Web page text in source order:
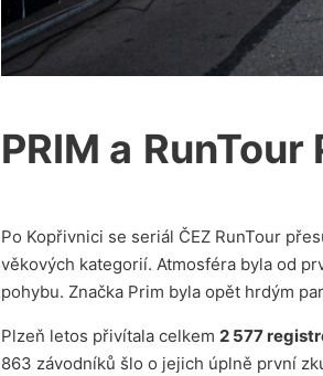
PRIM a RunTour
Po Kopřivnici se seriál ČEZ RunTour
věkových kategorií. Atmosféra byla od
pohybu. Značka Prim byla opět hrdým
Plzeň letos přivítala celkem 2 577
863 závodníků šlo o jejich úplně první